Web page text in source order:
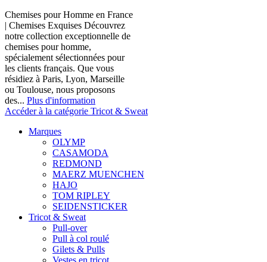
Chemises pour Homme en France
| Chemises Exquises Découvrez
notre collection exceptionnelle de
chemises pour homme,
spécialement sélectionnées pour
les clients français. Que vous
résidiez à Paris, Lyon, Marseille
ou Toulouse, nous proposons
des... Plus d'information
Accéder à la catégorie Tricot & Sweat
Marques
OLYMP
CASAMODA
REDMOND
MAERZ MUENCHEN
HAJO
TOM RIPLEY
SEIDENSTICKER
Tricot & Sweat
Pull-over
Pull à col roulé
Gilets & Pulls
Vestes en tricot